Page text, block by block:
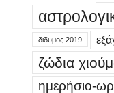
διδυμος 2019
ζώδια
ημερήσιο-